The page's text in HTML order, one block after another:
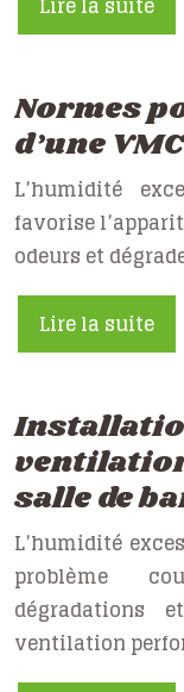
Normes
d’une
L’humidité
favorise
odeurs et
Lire la suite
salle de
L’humidité
problème
dégradations
ventilation